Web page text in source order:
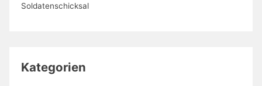
Soldatenschicksal
Kategorien